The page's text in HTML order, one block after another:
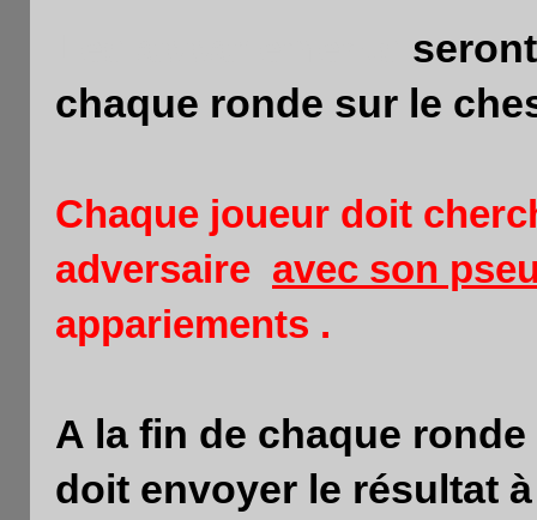
chaque ronde sur le
Chaque joueur doit
adversaire avec son
appariements .
A la fin de chaque
doit envoyer le résultat